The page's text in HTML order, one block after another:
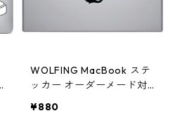
WOLFING MacBook ステ
ッカー オーダーメード対
キンシール Sloth ナマケモ
¥880